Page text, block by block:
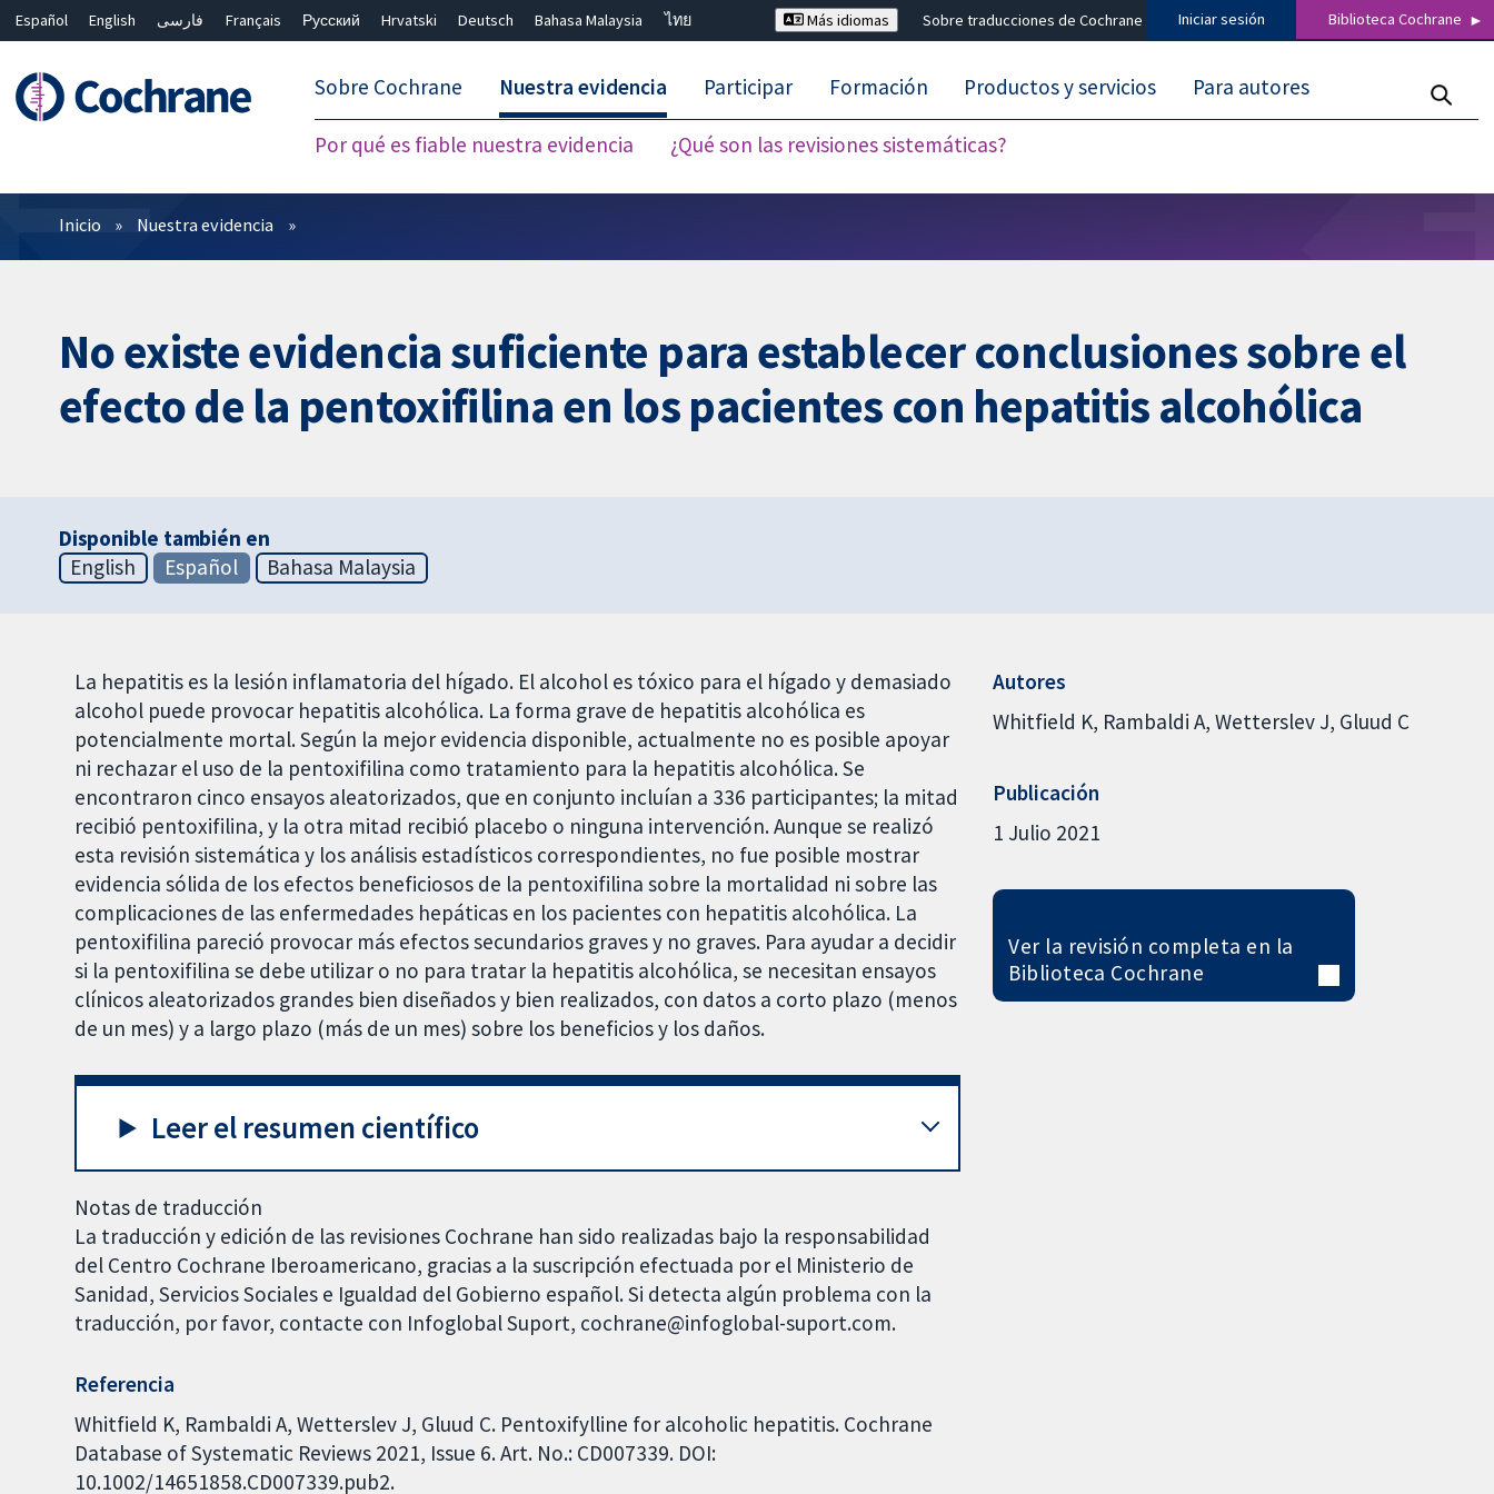
Español English فارسی Français Русский Hrvatski Deutsch Bahasa Malaysia
ไทย
Más idiomas Sobre traducciones de Cochrane Iniciar sesión Biblioteca Cochrane
Sobre Cochrane Nuestra evidencia
Por qué es fiable nuestra evidencia ¿Qué son las revisiones sistemáticas?
Participar Formación Productos y servicios Para autores
Filtros
Inicio Nuestra evidencia
No existe evidencia suficiente para establecer conclusiones sobre el
efecto de la pentoxifilina en los pacientes con hepatitis alcohólica
Disponible también en
English
Español Bahasa Malaysia
La hepatitis es la lesión inflamatoria del hígado. El alcohol es tóxico para el hígado y demasiado
alcohol puede provocar hepatitis alcohólica. La forma grave de hepatitis alcohólica es
potencialmente mortal. Según la mejor evidencia disponible, actualmente no es posible apoyar
ni rechazar el uso de la pentoxifilina como tratamiento para la hepatitis alcohólica. Se
encontraron cinco ensayos aleatorizados, que en conjunto incluían a 336 participantes; la mitad
recibió pentoxifilina, y la otra mitad recibió placebo o ninguna intervención. Aunque se realizó
esta revisión sistemática y los análisis estadísticos correspondientes, no fue posible mostrar
evidencia sólida de los efectos beneficiosos de la pentoxifilina sobre la mortalidad ni sobre las
complicaciones de las enfermedades hepáticas en los pacientes con hepatitis alcohólica. La
pentoxifilina pareció provocar más efectos secundarios graves y no graves. Para ayudar a decidir
si la pentoxifilina se debe utilizar o no para tratar la hepatitis alcohólica, se necesitan ensayos
clínicos aleatorizados grandes bien diseñados y bien realizados, con datos a corto plazo (menos
de un mes) y a largo plazo (más de un mes) sobre los beneficios y los daños.
Leer el resumen científico
Notas de traducción
La traducción y edición de las revisiones Cochrane han sido realizadas bajo la responsabilidad
del Centro Cochrane Iberoamericano, gracias a la suscripción efectuada por el Ministerio de
Sanidad, Servicios Sociales e Igualdad del Gobierno español. Si detecta algún problema con la
traducción, por favor, contacte con Infoglobal Suport, cochrane@infoglobal-suport.com.
Referencia
Whitfield K, Rambaldi A, Wetterslev J, Gluud C. Pentoxifylline for alcoholic hepatitis. Cochrane
Database of Systematic Reviews 2021, Issue 6. Art. No.: CD007339. DOI:
10.1002/14651858.CD007339.pub2.
Autores
Whitfield K Rambaldi A Wetterslev J Gluud C
Publicación
1 Julio 2021
Ver la revisión completa en la
Biblioteca Cochrane